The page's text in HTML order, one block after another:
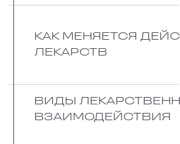
ЧЕРЕЗ ИНТЕРНЕТ
КАК ЕДА ВЛИЯЕТ НА ЛЕКАРСТВА
ВОПРОС-ОТВЕТ